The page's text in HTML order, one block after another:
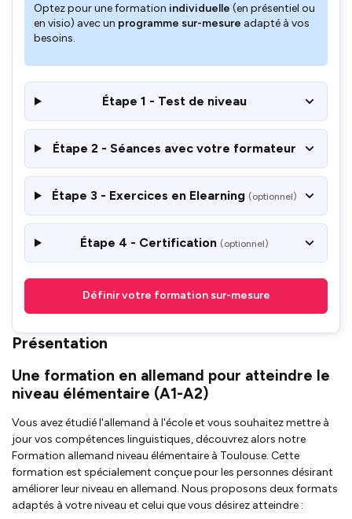
Optez pour une formation individuelle (en présentiel ou
en visio) avec un programme sur-mesure adapté à vos
besoins.
Étape 1 - Test de niveau
Étape 2 - Séances avec votre formateur
Étape 3 - Exercices en Elearning (optionnel)
Étape 4 - Certification (optionnel)
Définir votre formation sur-mesure
Présentation
Une formation en allemand pour atteindre le
niveau élémentaire (A1-A2)
Vous avez étudié l'allemand à l'école et vous souhaitez mettre à
jour vos compétences linguistiques, découvrez alors notre
Formation allemand niveau élémentaire à Toulouse. Cette
formation est spécialement conçue pour les personnes désirant
améliorer leur niveau en allemand. Nous proposons deux formats
adaptés à votre niveau et celui que vous désirez atteindre :